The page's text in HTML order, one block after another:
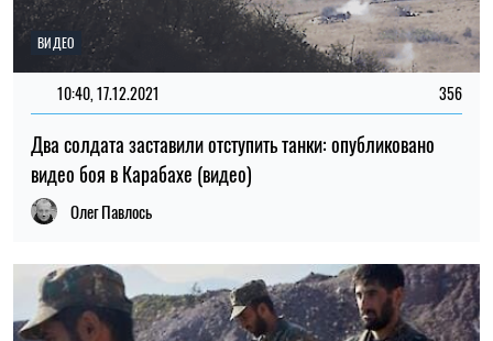
ВИДЕО
10:40, 17.12.2021 356
Два солдата заставили отступить танки: опубликовано
видео боя в Карабахе (видео)
Олег Павлось